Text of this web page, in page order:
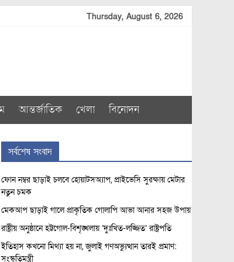
Thursday, August 6, 2026
আন্তর্জাতিক খেলা বিনোদন
সর্বশেষ সংবাদ
ফোন নম্বর ছাড়াই চলবে হোয়াটসঅ্যাপ, প্রাইভেসি সুরক্ষায় মেটার
নতুন চমক
মেকআপ ছাড়াই গালে প্রাকৃতিক গোলাপি আভা আনার সহজ উপায়
রাষ্ট্রীয় অনুষ্ঠানে হট্টগোল-বিশৃঙ্খলায় ‘দুঃখিত-লজ্জিত’ রাষ্ট্রপতি
ইতিহাস কখনো মিথ্যা হয় না, জুলাই গণঅভ্যুত্থান তারই প্রমাণ:
সংস্কৃতিমন্ত্রী